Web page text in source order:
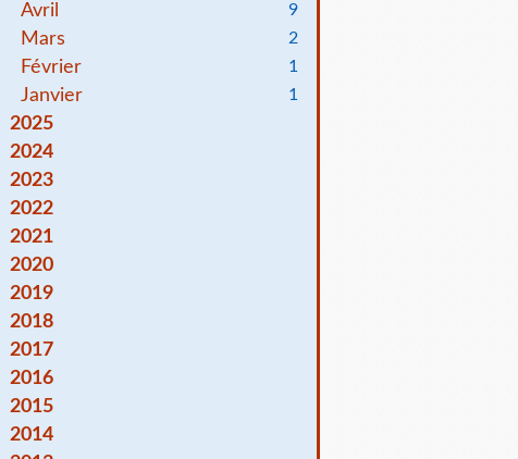
Avril 9
Mars 2
Février 1
Janvier 1
2025
2024
2023
2022
2021
2020
2019
2018
2017
2016
2015
2014